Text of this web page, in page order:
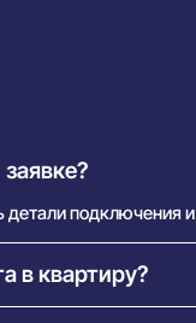
подключения и
в квартиру?